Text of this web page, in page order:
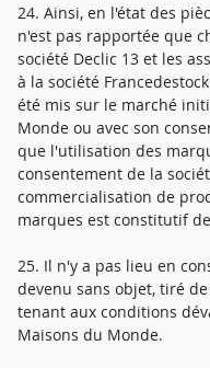
24. Ainsi, en l'état des
n'est pas rapportée que
société Declic 13 et les
à la société
été mis sur le marché
Monde ou avec son
que l'utilisation des
consentement de la
commercialisation de
marques est constitutif
25. Il n'y a pas lieu en
devenu sans objet, tiré
tenant aux conditions
Maisons du Monde.